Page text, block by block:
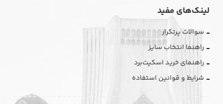
لینک‌های مفید
سوالات پرتکرار
راهنما انتخاب سایز
راهنمای خرید اسکیت‌برد
شرایط و قوانین استفاده